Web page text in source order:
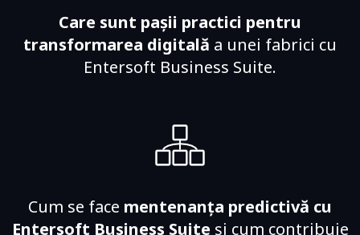
Care sunt pașii practici pentru
transformarea digitală a unei fabrici cu
Entersoft Business Suite.
Cum se face mentenanța predictivă cu
Entersoft Business Suite și cum contribuie